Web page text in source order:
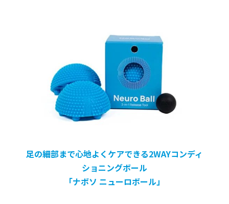
足の細部まで心地よくケアできる2WAYコンディ
ショニングボール
「ナボソ ニューロボール」